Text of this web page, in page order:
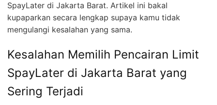
SpayLater di Jakarta Barat. Artikel ini bakal
kupaparkan secara lengkap supaya kamu tidak
mengulangi kesalahan yang sama.
Kesalahan Memilih Pencairan Limit
SpayLater di Jakarta Barat yang
Sering Terjadi